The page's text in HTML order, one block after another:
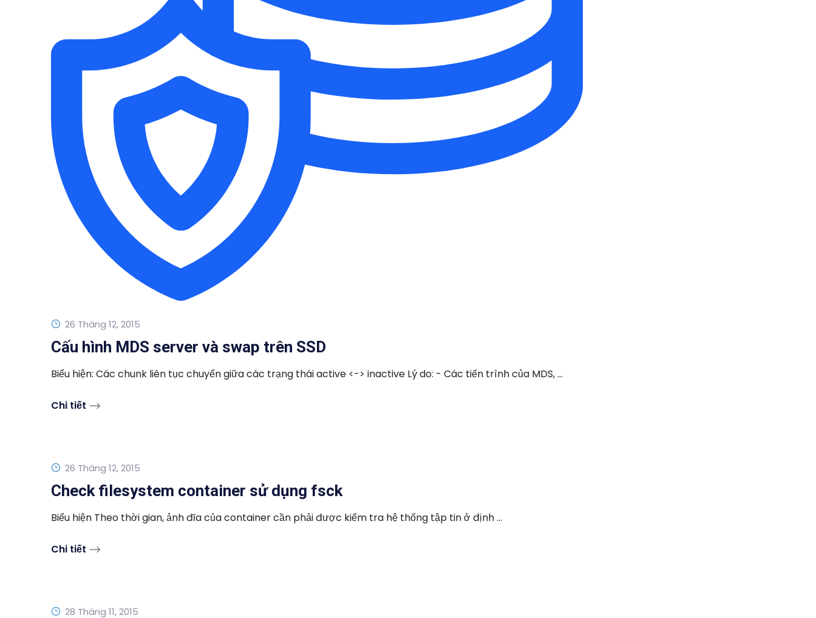
26 Tháng 12, 2015
Cấu hình MDS server và swap trên SSD
Biểu hiện: Các chunk liên tục chuyển giữa các trạng thái active <-> inactive Lý do: - Các tiến trình của MDS, ...
Chi tiết
26 Tháng 12, 2015
Check filesystem container sử dụng fsck
Biểu hiện Theo thời gian, ảnh đĩa của container cần phải được kiểm tra hệ thống tập tin ở định ...
Chi tiết
28 Tháng 11, 2015